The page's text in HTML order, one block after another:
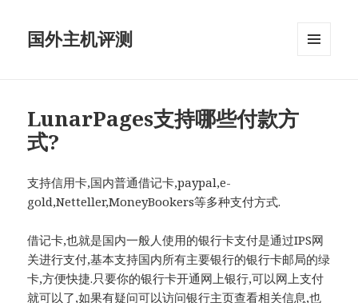
国外主机评测
LunarPages支持哪些付款方
式?
支持信用卡,国内普通借记卡,paypal,e-
gold,Netteller,MoneyBookers等多种支付方式.
借记卡,也就是国内一般人使用的银行卡支付是通过IPS网
关进行支付,基本支持国内所有主要银行的银行卡邮局的绿
卡,方便快捷.只要你的银行卡开通网上银行,可以网上支付
就可以了,如果有疑问可以访问银行主页查看相关信息,也